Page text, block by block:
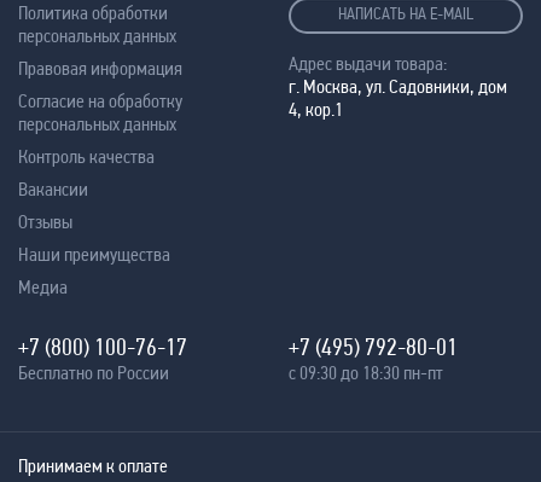
Политика обработки
персональных данных
Правовая информация
Согласие на обработку
персональных данных
Контроль качества
Вакансии
Отзывы
Наши преимущества
Медиа
НАПИСАТЬ НА E-MAIL
Адрес выдачи товара:
г. Москва, ул. Садовники, дом
4, кор.1
+7 (800) 100-76-17
Бесплатно по России
+7 (495) 792-80-01
с 09:30 до 18:30 пн-пт
Принимаем к оплате